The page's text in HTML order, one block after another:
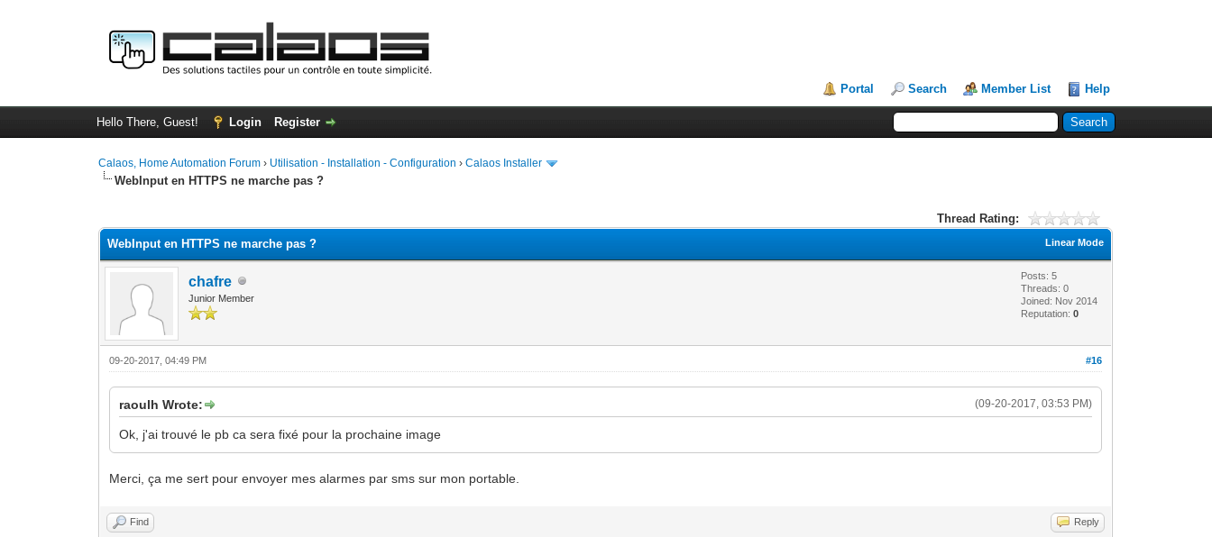
Portal Search Member List Help
Hello There, Guest! Login Register
Calaos, Home Automation Forum › Utilisation - Installation - Configuration ›Calaos Installer
WebInput en HTTPS ne marche pas ?
Thread Rating:
Linear Mode
WebInput en HTTPS ne marche pas ?
chafre
Junior Member
Posts: 5
Threads: 0
Joined: Nov 2014
Reputation:0
#16
09-20-2017, 04:49 PM
(09-20-2017, 03:53 PM)
raoulh Wrote:
Ok, j'ai trouvé le pb ca sera fixé pour la prochaine image
Merci, ça me sert pour envoyer mes alarmes par sms sur mon portable.
Find Reply